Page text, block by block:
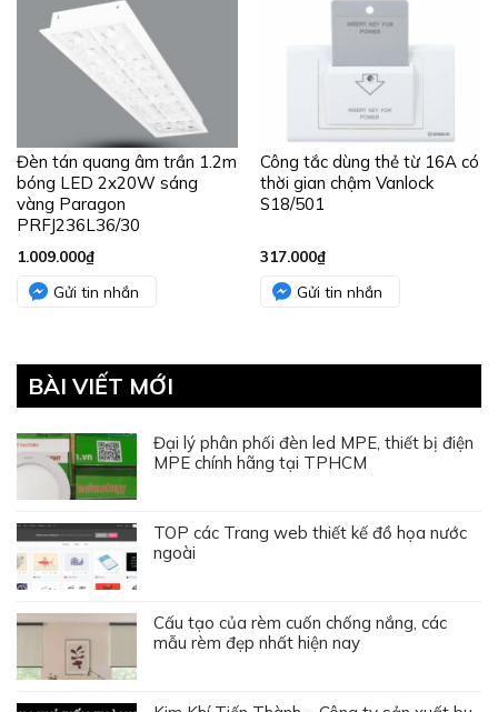
Đèn tán quang âm trần 1.2m
bóng LED 2x20W sáng
vàng Paragon
PRFJ236L36/30
1.009.000₫
Gửi tin nhắn
Công tắc dùng thẻ từ 16A có
thời gian chậm Vanlock
S18/501
317.000₫
Gửi tin nhắn
BÀI VIẾT MỚI
Đại lý phân phối đèn led MPE, thiết bị điện
MPE chính hãng tại TPHCM
TOP các Trang web thiết kế đồ họa nước
ngoài
Cấu tạo của rèm cuốn chống nắng, các
mẫu rèm đẹp nhất hiện nay